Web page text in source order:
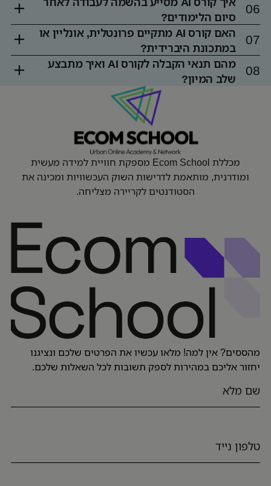
סיום הלימודים?
האם קורס AI מתקיים פרונטלית, אונליין או
במתכונת היברידית?
מהם תנאי הקבלה לקורס AI ואיך מתבצע
שלב המיון?
מהססים? אין למה! מלאו עכשיו את הפרטים שלכם ונציגנו
יחזור אליכם במהירות לספק תשובות לכל השאלות שלכם.
מכללת Ecom School מספקת חוויית למידה מעשית
ומודרנית, מותאמת לדרישות השוק העכשוויות ומכינה את
הסטודנטים לקריירה מצליחה.